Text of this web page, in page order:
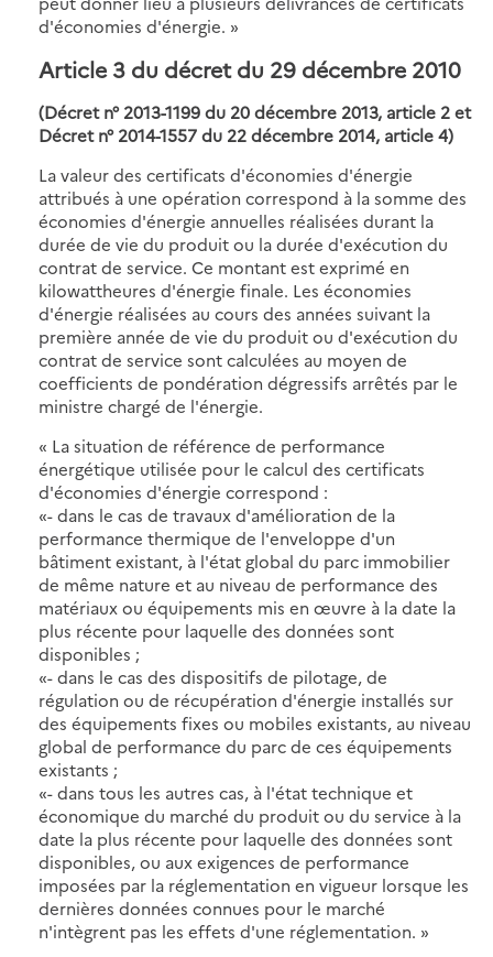
d'économies d'énergie. »
Article 3 du décret du 29 décembre 2010
(Décret n° 2013-1199 du 20 décembre 2013, article 2 et
Décret n° 2014-1557 du 22 décembre 2014, article 4)
La valeur des certificats d'économies d'énergie
attribués à une opération correspond à la somme des
économies d'énergie annuelles réalisées durant la
durée de vie du produit ou la durée d'exécution du
contrat de service. Ce montant est exprimé en
kilowattheures d'énergie finale. Les économies
d'énergie réalisées au cours des années suivant la
première année de vie du produit ou d'exécution du
contrat de service sont calculées au moyen de
coefficients de pondération dégressifs arrêtés par le
ministre chargé de l'énergie.
« La situation de référence de performance
énergétique utilisée pour le calcul des certificats
d'économies d'énergie correspond :
«- dans le cas de travaux d'amélioration de la
performance thermique de l'enveloppe d'un
bâtiment existant, à l'état global du parc immobilier
de même nature et au niveau de performance des
matériaux ou équipements mis en œuvre à la date la
plus récente pour laquelle des données sont
disponibles ;
«- dans le cas des dispositifs de pilotage, de
régulation ou de récupération d'énergie installés sur
des équipements fixes ou mobiles existants, au niveau
global de performance du parc de ces équipements
existants ;
«- dans tous les autres cas, à l'état technique et
économique du marché du produit ou du service à la
date la plus récente pour laquelle des données sont
disponibles, ou aux exigences de performance
imposées par la réglementation en vigueur lorsque les
dernières données connues pour le marché
n'intègrent pas les effets d'une réglementation. »